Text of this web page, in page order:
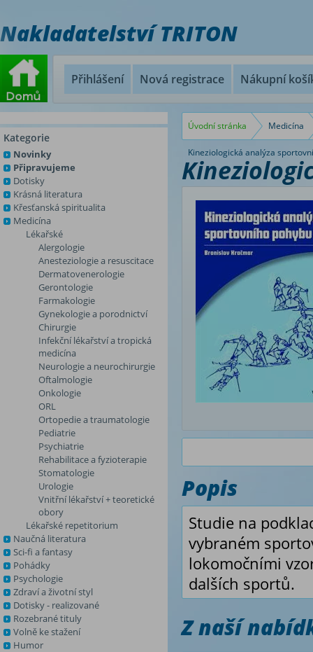
Nakladatelství TRITON
Přihlášení Nová registrace Nákupní
Kategorie
Novinky
Připravujeme
Dotisky
Krásná literatura
Křesťanská spiritualita
Medicína
Lékařské
Alergologie
Anesteziologie a resuscitace
Dermatovenerologie
Gerontologie
Farmakologie
Gynekologie a porodnictví
Chirurgie
Infekční lékařství a tropická
medicína
Neurologie a neurochirurgie
Oftalmologie
Onkologie
ORL
Ortopedie a traumatologie
Pediatrie
Psychiatrie
Rehabilitace a fyzioterapie
Stomatologie
Urologie
Vnitřní lékařství + teoretické
obory
Lékařské repetitorium
Naučná literatura
Sci-fi a fantasy
Pohádky
Psychologie
Zdraví a životní styl
Dotisky - realizované
Rozebrané tituly
Volně ke stažení
Humor
Úvodní stránka Medicína
Kineziologická analýza
Popis
Studie na
vybraném
lokomočními
dalších sportů.
Z naší